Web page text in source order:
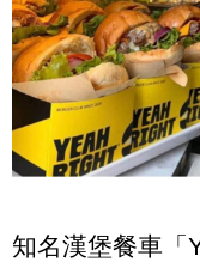
知名漢堡餐車「